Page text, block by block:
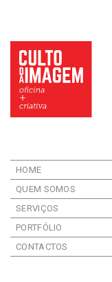
HOME
QUEM SOMOS
SERVIÇOS
PORTFÓLIO
CONTACTOS